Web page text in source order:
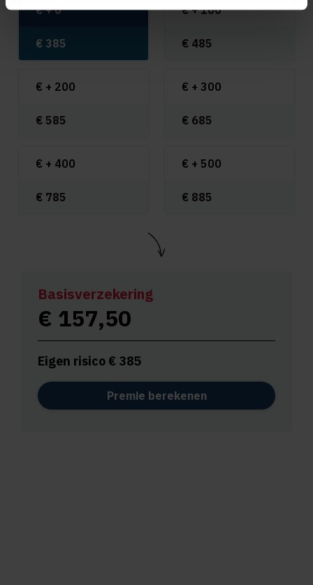
€ +0
€ 385
€ +100
€ 485
€ + 200
€ 585
€ + 300
€ 685
€ + 400
€ 785
€ + 500
€ 885
Basisverzekering
€ 157,50
Eigen risico € 385
Premie berekenen